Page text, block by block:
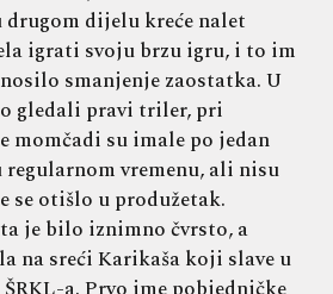
drugom dijelu kreće nalet
igrati svoju brzu igru, i to im
smanjenje zaostatka. U
gledali pravi triler, pri
momčadi su imale po jedan
regularnom vremenu, ali nisu
otišlo u produžetak.
je bilo iznimno čvrsto, a
na sreći Karikaša koji slave u